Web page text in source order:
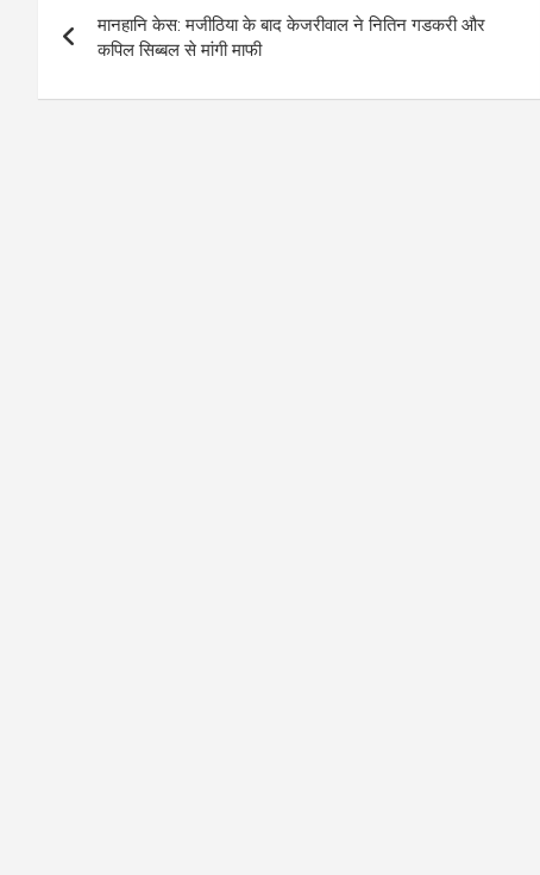
navigation
मानहानि केस: मजीठिया के बाद केजरीवाल ने नितिन गडकरी और
कपिल सिब्बल से मांगी माफी